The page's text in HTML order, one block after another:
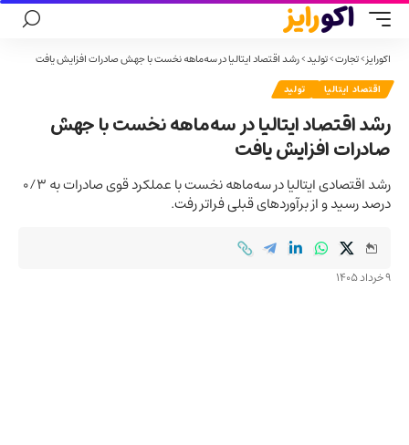
اکورایز>تجارت>تولید>رشد اقتصاد ایتالیا در سه‌ماهه نخست با جهش صادرات افزایش یافت
اقتصاد ایتالیا تولید
رشد اقتصاد ایتالیا در سه‌ماهه نخست با جهش
صادرات افزایش یافت
رشد اقتصادی ایتالیا در سه‌ماهه نخست با عملکرد قوی صادرات به ۰/۳
درصد رسید و از برآوردهای قبلی فراتر رفت.
9 خرداد 1405